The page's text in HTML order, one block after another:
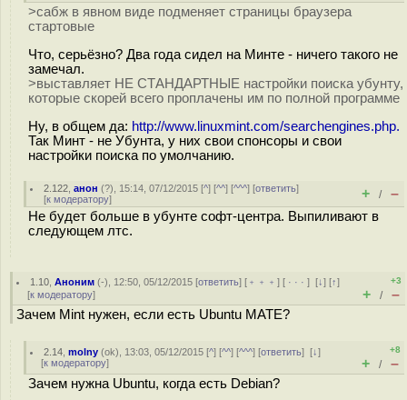
>сабж в явном виде подменяет страницы браузера
стартовые
Что, серьёзно? Два года сидел на Минте - ничего такого не
замечал.
>выставляет НЕ СТАНДАРТНЫЕ настройки поиска убунту,
которые скорей всего проплачены им по полной программе
Ну, в общем да: http://www.linuxmint.com/searchengines.php.
Так Минт - не Убунта, у них свои спонсоры и свои
настройки поиска по умолчанию.
2.122 ,анон (?), 15:14, 07/12/2015 [^] [^^] [^^^] [ответить]
[к модератору] + / –
Не будет больше в убунте софт-центра. Выпиливают в
следующем лтс.
1.10 ,Аноним (-), 12:50, 05/12/2015 [ответить] [ ﹢﹢﹢] [ · · ·][↓] [↑]
[к модератору]
+3
+ / –
Зачем Mint нужен, если есть Ubuntu MATE?
2.14 ,molny (ok), 13:03, 05/12/2015 [^] [^^] [^^^] [ответить][↓]
[к модератору]
+8
+ / –
Зачем нужна Ubuntu, когда есть Debian?